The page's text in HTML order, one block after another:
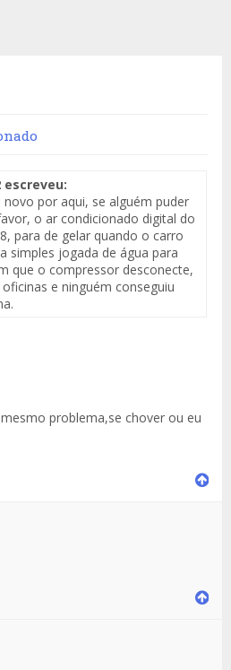
por aqui, se alguém puder
o ar condicionado digital do
para de gelar quando o carro
simples jogada de água para
que o compressor desconecte,
e ninguém conseguiu
problema,se chover ou eu